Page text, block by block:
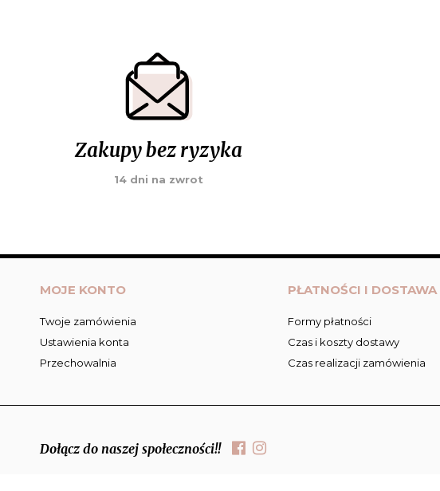
Zakupy bez ryzyka
14 dni na zwrot
MOJE KONTO
Twoje zamówienia
Ustawienia konta
Przechowalnia
PŁATNOŚCI I DOSTAWA
Formy płatności
Czas i koszty dostawy
Czas realizacji zamówienia
Dołącz do naszej społeczności!!